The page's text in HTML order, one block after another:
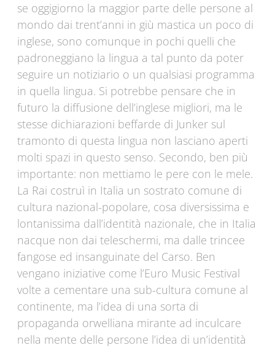
se oggigiorno la maggior parte delle persone al
mondo dai trent’anni in giù mastica un poco di
inglese, sono comunque in pochi quelli che
padroneggiano la lingua a tal punto da poter
seguire un notiziario o un qualsiasi programma
in quella lingua. Si potrebbe pensare che in
futuro la diffusione dell’inglese migliori, ma le
stesse dichiarazioni beffarde di Junker sul
tramonto di questa lingua non lasciano aperti
molti spazi in questo senso. Secondo, ben più
importante: non mettiamo le pere con le mele.
La Rai costruì in Italia un sostrato comune di
cultura nazional-popolare, cosa diversissima e
lontanissima dall’identità nazionale, che in Italia
nacque non dai teleschermi, ma dalle trincee
fangose ed insanguinate del Carso. Ben
vengano iniziative come l’Euro Music Festival
volte a cementare una sub-cultura comune al
continente, ma l’idea di una sorta di
propaganda orwelliana mirante ad inculcare
nella mente delle persone l’idea di un’identità